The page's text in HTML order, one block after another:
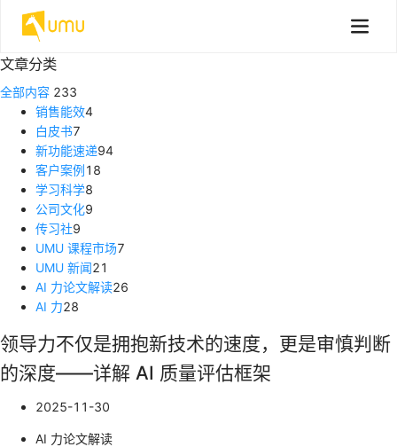
文章分类
全部内容 233
销售能效4
白皮书7
新功能速递94
客户案例18
学习科学8
公司文化9
传习社9
UMU 课程市场7
UMU 新闻21
AI 力论文解读26
AI 力28
领导力不仅是拥抱新技术的速度，更是审慎判断
的深度——详解 AI 质量评估框架
2025-11-30
AI 力论文解读